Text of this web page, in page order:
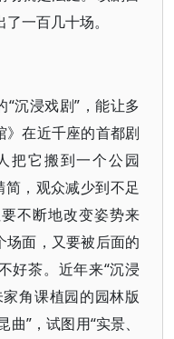
一百几十场。
沉浸戏剧”，能让多
》在近千座的首都剧
把它搬到一个公园
简，观众减少到不足
不断地改变姿势来
面，又要被后面的
好茶。近年来“沉浸
角课植园的园林版
曲”，试图用“实景、